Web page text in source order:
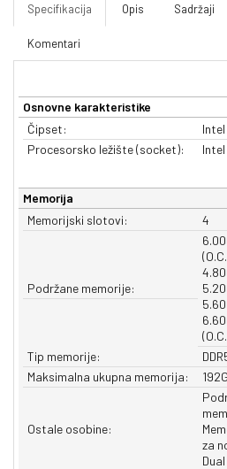
Specifikacija Opis Sadržaji
Komentari
Osnovne karakteristike
Čipset:
Procesorsko ležište (socket):
Intel
Memorija
Memorijski slotovi:
4
Podržane memorije:
Tip memorije:
Maksimalna ukupna memorija:
Ostale osobine:
za